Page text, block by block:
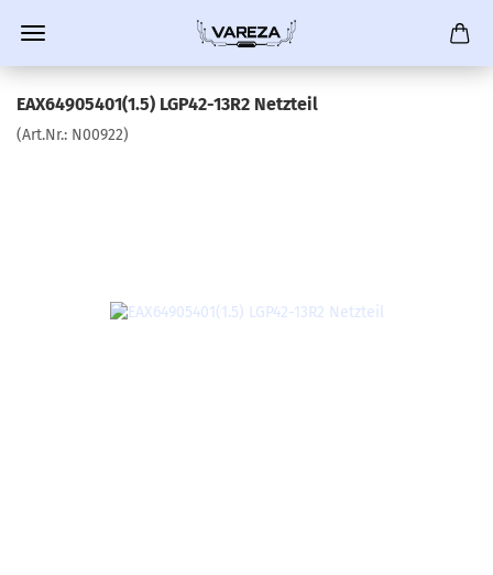
EAX64905401(1.5) LGP42-13R2 Netzteil
(Art.Nr.: N00922)